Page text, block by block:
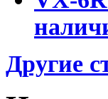
Другие